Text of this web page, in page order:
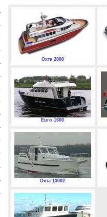
Охта 2000
Euro 1600
Охта 13002